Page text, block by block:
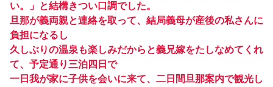
い。」と結構きつい口調でした。
旦那が義両親と連絡を取って、結局義母が産後の私さんに
負担になるし
久しぶりの温泉も楽しみだからと義兄嫁をたしなめてくれ
て、予定通り三泊四日で
一日我が家に子供を会いに来て、二日間旦那案内で観光し